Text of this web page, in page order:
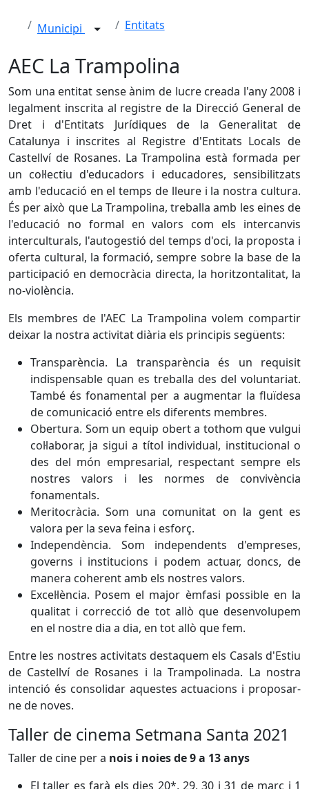
Municipi Entitats
AEC La Trampolina
Som una entitat sense ànim de lucre creada l'any 2008 i
legalment inscrita al registre de la Direcció General de
Dret i d'Entitats Jurídiques de la Generalitat de
Catalunya i inscrites al Registre d'Entitats Locals de
Castellví de Rosanes. La Trampolina està formada per
un col·lectiu d'educadors i educadores, sensibilitzats
amb l'educació en el temps de lleure i la nostra cultura.
És per això que La Trampolina, treballa amb les eines de
l'educació no formal en valors com els intercanvis
interculturals, l'autogestió del temps d'oci, la proposta i
oferta cultural, la formació, sempre sobre la base de la
participació en democràcia directa, la horitzontalitat, la
no-violència.
Els membres de l'AEC La Trampolina volem compartir
deixar la nostra activitat diària els principis següents:
Transparència. La transparència és un requisit
indispensable quan es treballa des del voluntariat.
També és fonamental per a augmentar la fluïdesa
de comunicació entre els diferents membres.
Obertura. Som un equip obert a tothom que vulgui
col·laborar, ja sigui a títol individual, institucional o
des del món empresarial, respectant sempre els
nostres valors i les normes de convivència
fonamentals.
Meritocràcia. Som una comunitat on la gent es
valora per la seva feina i esforç.
Independència. Som independents d'empreses,
governs i institucions i podem actuar, doncs, de
manera coherent amb els nostres valors.
Excel·lència. Posem el major èmfasi possible en la
qualitat i correcció de tot allò que desenvolupem
en el nostre dia a dia, en tot allò que fem.
Entre les nostres activitats destaquem els Casals d'Estiu
de Castellví de Rosanes i la Trampolinada. La nostra
intenció és consolidar aquestes actuacions i proposar-
ne de noves.
Taller de cinema Setmana Santa 2021
Taller de cine per a nois i noies de 9 a 13 anys
El taller es farà els dies 20*, 29, 30 i 31 de març i 1